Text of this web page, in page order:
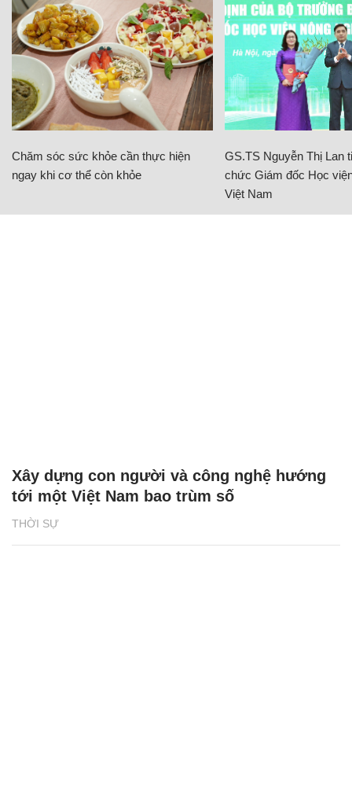
Chăm sóc sức khỏe cần thực hiện
ngay khi cơ thể còn khỏe
GS.TS Nguyễn Thị Lan
chức Giám đốc Học
Việt Nam
THỜI SỰ
Xây dựng con người và công nghệ hướng
tới một Việt Nam bao trùm số